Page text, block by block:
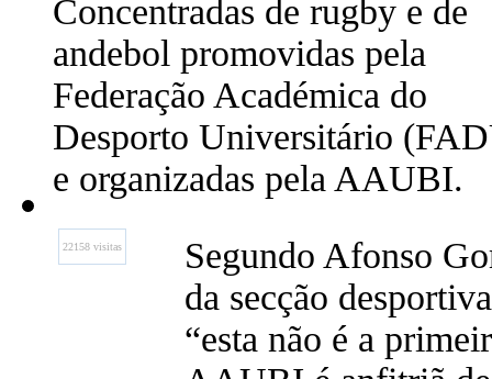
Concentradas de rugby e de
andebol promovidas pela
Federação Académica do
Desporto Universitário
e organizadas pela AAUBI.
22158 visitas
Segundo Afonso
da secção
“esta não é a